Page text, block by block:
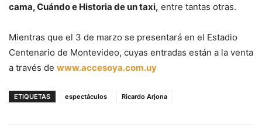
cama, Cuándo e Historia de un taxi, entre tantas otras.
Mientras que el 3 de marzo se presentará en el Estadio
Centenario de Montevideo, cuyas entradas están a la venta
a través de www.accesoya.com.uy
ETIQUETAS espectáculos Ricardo Arjona